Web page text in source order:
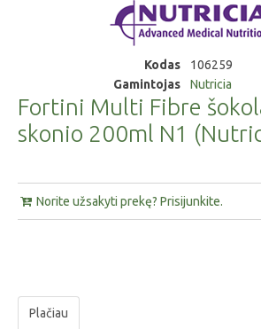
Kodas
106259
Gamintojas
Nutricia
Fortini Multi Fibre
skonio 200ml N1
Norite užsakyti prekę? Prisijunkite.
Plačiau